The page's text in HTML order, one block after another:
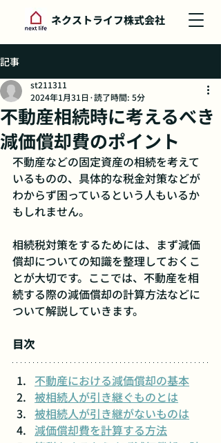
ネクストライフ株式会社
記事
不動産相続時に考えるべき
減価償却費のポイント
st211311
2024年1月31日 読了時間: 5分
不動産などの固定資産の相続を考えて
いるものの、具体的な税金対策などが
わからず困っているという人もいるか
もしれません。
相続税対策をするためには、まず減価
償却についての知識を整理しておくこ
とが大切です。ここでは、不動産を相
続する際の減価償却の計算方法などに
ついて解説していきます。
目次
不動産における減価償却の基本
被相続人が引き継ぐものとは
被相続人が引き継がないものは
減価償却費を計算する方法